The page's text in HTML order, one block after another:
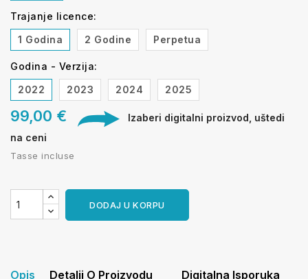
Trajanje licence:
1 Godina
2 Godine Perpetua
Godina - Verzija:
2022
2023 2024 2025
99,00 €
Izaberi digitalni proizvod, uštedi
na ceni
Tasse incluse
DODAJ U KORPU
Opis Detalji O Proizvodu Digitalna Isporuka